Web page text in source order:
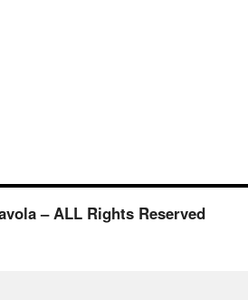
– ALL Rights Reserved